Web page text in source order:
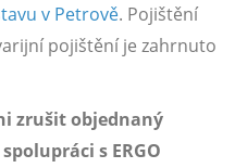
v Petrově. Pojištění
pojištění je zahrnuto
zrušit objednaný
s ERGO